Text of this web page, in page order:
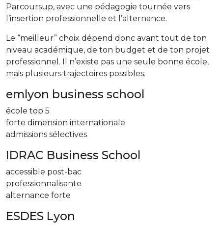
Parcoursup, avec une pédagogie tournée vers
l’insertion professionnelle et l’alternance.
Le “meilleur” choix dépend donc avant tout de ton
niveau académique, de ton budget et de ton projet
professionnel. Il n’existe pas une seule bonne école,
mais plusieurs trajectoires possibles.
emlyon business school
école top 5
forte dimension internationale
admissions sélectives
IDRAC Business School
accessible post-bac
professionnalisante
alternance forte
ESDES Lyon